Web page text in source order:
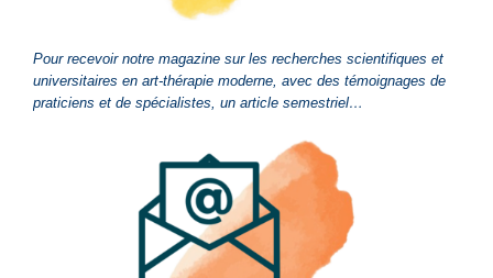
Pour recevoir notre magazine sur les recherches scientifiques et
universitaires en art-thérapie moderne, avec des témoignages de
praticiens et de spécialistes, un article semestriel…